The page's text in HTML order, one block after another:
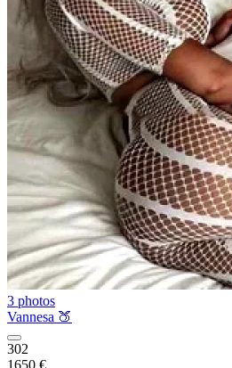
3 photos
Vannesa 🍑
302
1650 €